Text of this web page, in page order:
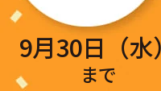
9月30日（水）
まで